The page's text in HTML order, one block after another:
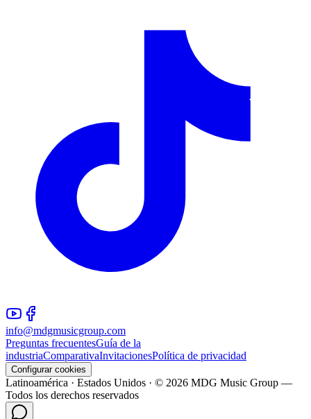
info@mdgmusicgroup.com
Preguntas frecuentesGuía de la
industriaComparativaInvitacionesPolítica de privacidad
Configurar cookies
Latinoamérica · Estados Unidos · © 2026 MDG Music Group —
Todos los derechos reservados